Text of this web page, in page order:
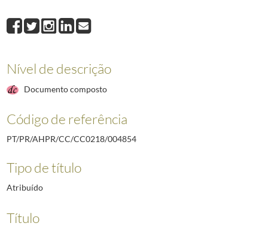
004856O Presidente da República, Aníbal Cavaco Silva, recebe as
004857O Presidente da República, Aníbal Cavaco Silva, recebe em
004859
Audiência concedida pelo Presidente da República, Jorge Sampaio, a
008331O Presidente Marcelo Rebelo de Sousa visita a 21.ª edição da
Nível de descrição
Documento composto
Código de referência
PT/PR/AHPR/CC/CC0218/004854
Tipo de título
Atribuído
Título